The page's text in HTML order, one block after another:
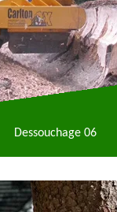
Dessouchage 06